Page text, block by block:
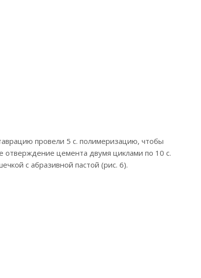
провели 5 с. полимеризацию, чтобы
отверждение цемента двумя циклами по 10 с.
с абразивной пастой (рис. 6).